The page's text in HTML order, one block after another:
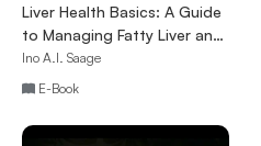
Liver Health Basics: A Guide
to Managing Fatty Liver and
Supporting Liver Function
Ino A.I. Saage
E-Book